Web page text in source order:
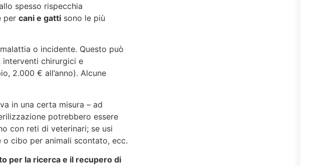
spesso rispecchia
per cani e gatti sono le più
o incidente. Questo può
interventi chirurgici e
2.000 € all’anno). Alcune
in una certa misura – ad
potrebbero essere
con reti di veterinari; se usi
cibo per animali scontato, ecc.
per la ricerca e il recupero di